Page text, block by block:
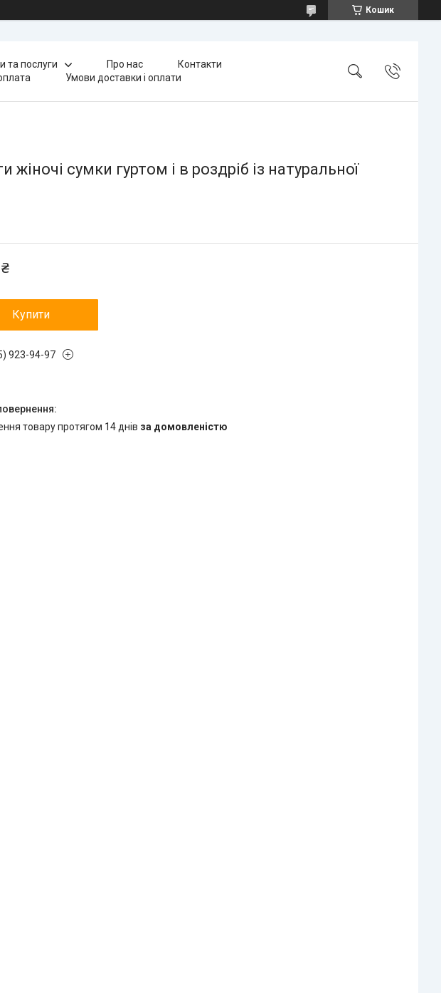
Кошик
та послуги Про нас
Контакти
Умови доставки і оплати
сумки гуртом і в роздріб із натуральної
Купити
923-94-97
товару протягом 14 днів за домовленістю